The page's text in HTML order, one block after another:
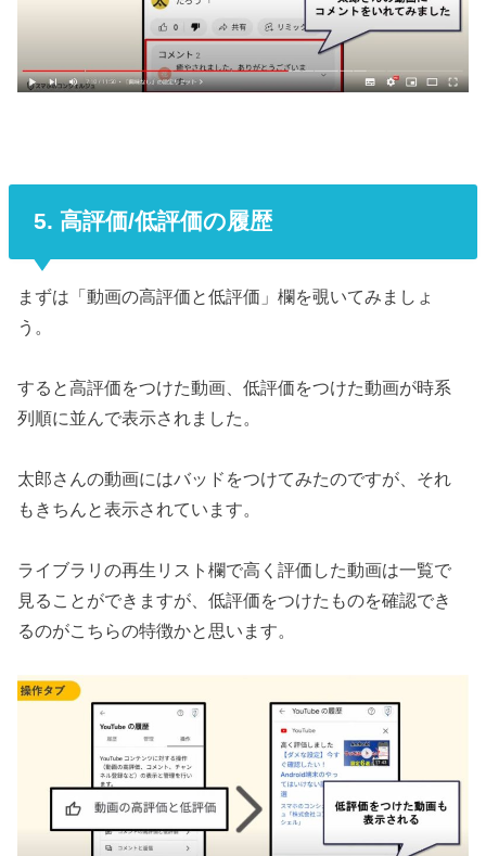
5. 高評価/低評価の履歴
まずは「動画の高評価と低評価」欄を覗いてみましょ
う。
すると高評価をつけた動画、低評価をつけた動画が時系
列順に並んで表示されました。
太郎さんの動画にはバッドをつけてみたのですが、それ
もきちんと表示されています。
ライブラリの再生リスト欄で高く評価した動画は一覧で
見ることができますが、低評価をつけたものを確認でき
るのがこちらの特徴かと思います。